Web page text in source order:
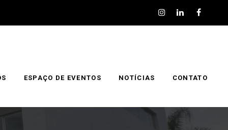
ESPAÇO DE EVENTOS NOTÍCIAS CONTATO